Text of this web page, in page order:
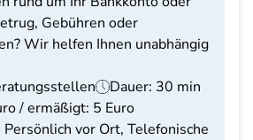
Gebühren oder
Wir helfen Ihnen unabhängig
Dauer: 30 min
/ ermäßigt: 5 Euro
vor Ort, Telefonische